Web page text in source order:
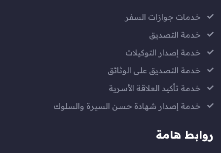
خدمات جوازات السفر
خدمة التصديق
خدمة إصدار التوكيلات
خدمة التصديق على الوثائق
خدمة تأكيد العلاقة الأسرية
خدمة إصدار شهادة حسن السيرة والسلوك
روابط هامة